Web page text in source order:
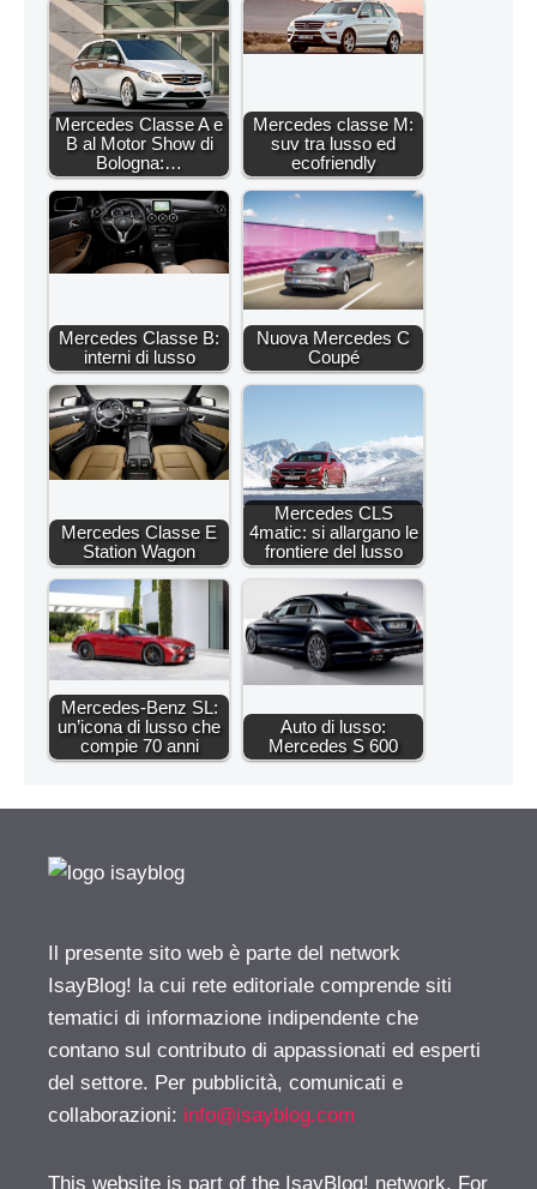
Mercedes Classe A e
B al Motor Show di
Bologna:…
Mercedes classe M:
suv tra lusso ed
ecofriendly
Mercedes Classe B:
interni di lusso
Nuova Mercedes C
Coupé
Mercedes Classe E
Station Wagon
Mercedes CLS
4matic: si allargano le
frontiere del lusso
Mercedes-Benz SL:
un’icona di lusso che
compie 70 anni
Auto di lusso:
Mercedes S 600
Il presente sito web è parte del network
IsayBlog! la cui rete editoriale comprende siti
tematici di informazione indipendente che
contano sul contributo di appassionati ed esperti
del settore. Per pubblicità, comunicati e
collaborazioni: info@isayblog.com
This website is part of the IsayBlog! network. For